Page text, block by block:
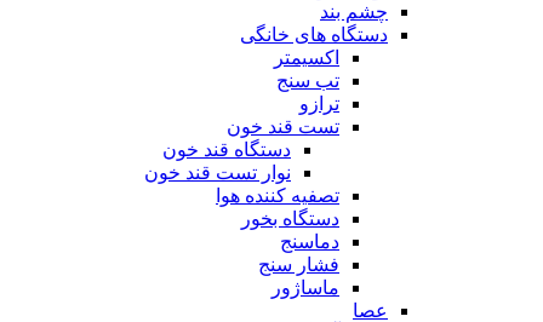
چشم بند
دستگاه های خانگی
اکسیمتر
تب سنج
ترازو
تست قند خون
دستگاه قند خون
نوار تست قند خون
تصفیه کننده هوا
دستگاه بخور
دماسنج
فشار سنج
ماساژور
عصا